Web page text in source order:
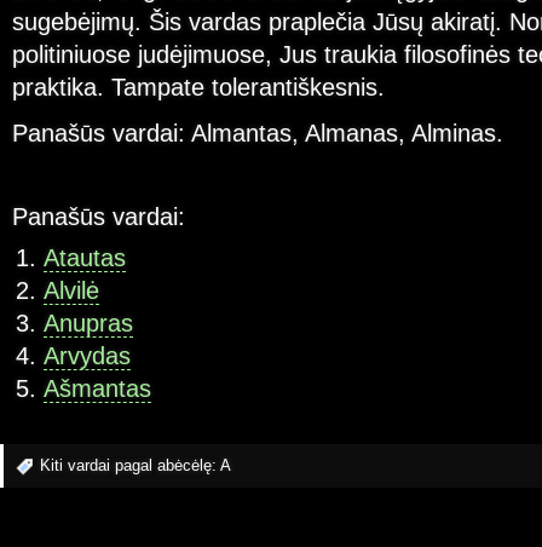
sugebėjimų. Šis vardas praplečia Jūsų akiratį.
politiniuose judėjimuose, Jus traukia filosofinės
praktika. Tampate tolerantiškesnis.
Panašūs vardai: Almantas, Almanas, Alminas.
Panašūs vardai:
Atautas
Alvilė
Anupras
Arvydas
Ašmantas
Kiti vardai pagal abėcėlę: A